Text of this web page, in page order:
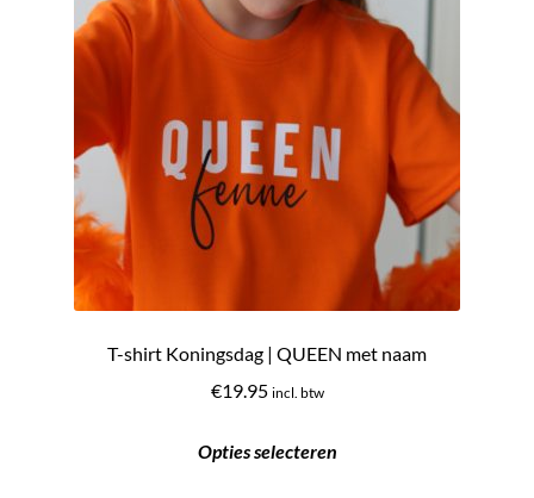
T-shirt Koningsdag | QUEEN met naam
€19.95 incl. btw
Opties selecteren